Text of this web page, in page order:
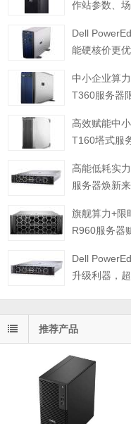
作站参数、
Dell
能硬核价更优
中小企业算
T360服务器
高效赋能中
T160塔式服
高能低耗实
服务器焕新
旗舰算力+限
R960服务器
Dell
升级利器，
推荐产品